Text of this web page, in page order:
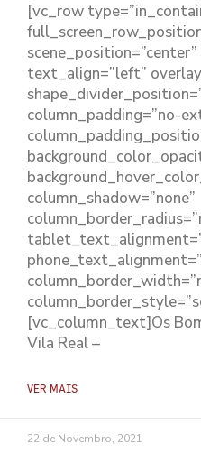
[vc_row
text_align=”left”
column_padding=”no-
column_shadow=”none”
[vc_column_text]Os
Vila Real –
VER MAIS
22 de Novembro, 2021